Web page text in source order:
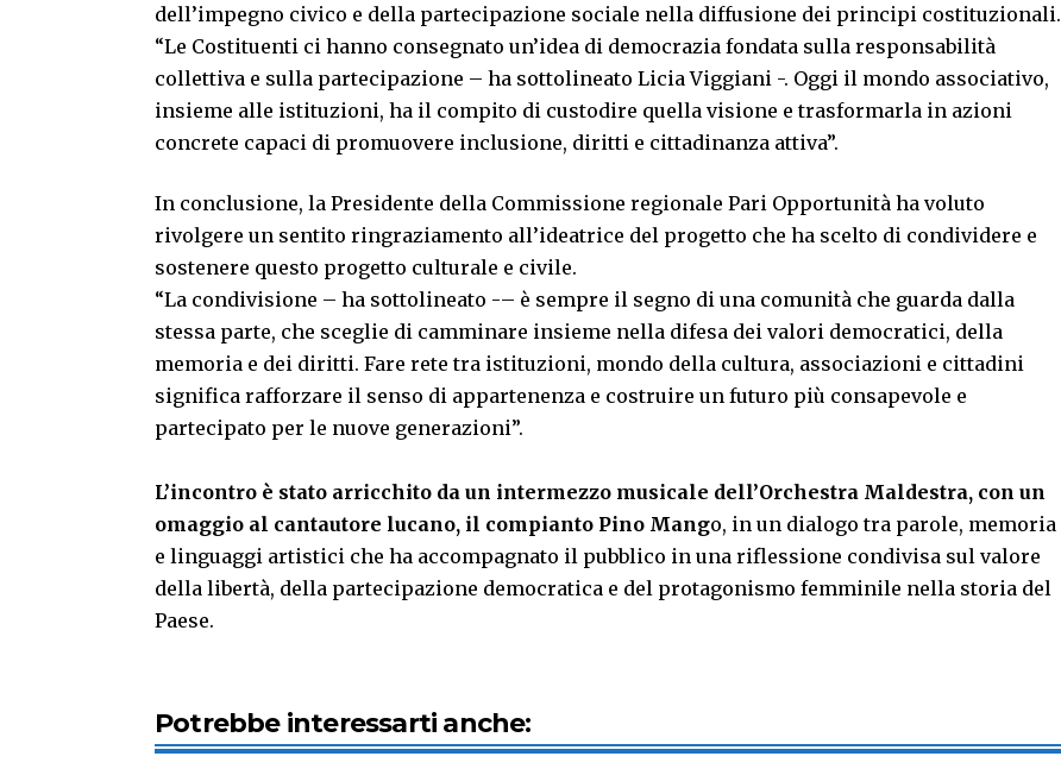
dell’impegno civico e della partecipazione sociale nella diffusione dei principi costituzionali.
“Le Costituenti ci hanno consegnato un’idea di democrazia fondata sulla responsabilità
collettiva e sulla partecipazione – ha sottolineato Licia Viggiani -. Oggi il mondo associativo,
insieme alle istituzioni, ha il compito di custodire quella visione e trasformarla in azioni
concrete capaci di promuovere inclusione, diritti e cittadinanza attiva”.
In conclusione, la Presidente della Commissione regionale Pari Opportunità ha voluto
rivolgere un sentito ringraziamento all’ideatrice del progetto che ha scelto di condividere e
sostenere questo progetto culturale e civile.
“La condivisione – ha sottolineato -– è sempre il segno di una comunità che guarda dalla
stessa parte, che sceglie di camminare insieme nella difesa dei valori democratici, della
memoria e dei diritti. Fare rete tra istituzioni, mondo della cultura, associazioni e cittadini
significa rafforzare il senso di appartenenza e costruire un futuro più consapevole e
partecipato per le nuove generazioni”.
L’incontro è stato arricchito da un intermezzo musicale dell’Orchestra Maldestra, con un
omaggio al cantautore lucano, il compianto Pino Mango, in un dialogo tra parole, memoria
e linguaggi artistici che ha accompagnato il pubblico in una riflessione condivisa sul valore
della libertà, della partecipazione democratica e del protagonismo femminile nella storia del
Paese.
Potrebbe interessarti anche: